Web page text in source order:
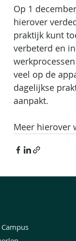
Op 1
hierover
praktijk kunt
verbeterd en
veel op de
dagelijkse
aanpakt.
Meer hierover